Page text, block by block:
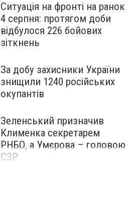
Ситуація на фронті на ранок
4 серпня: протягом доби
відбулося 226 бойових
зіткнень
За добу захисники України
знищили 1240 російських
окупантів
Зеленський призначив
Клименка секретарем
РНБО, а Умєрова – головою
СЗР